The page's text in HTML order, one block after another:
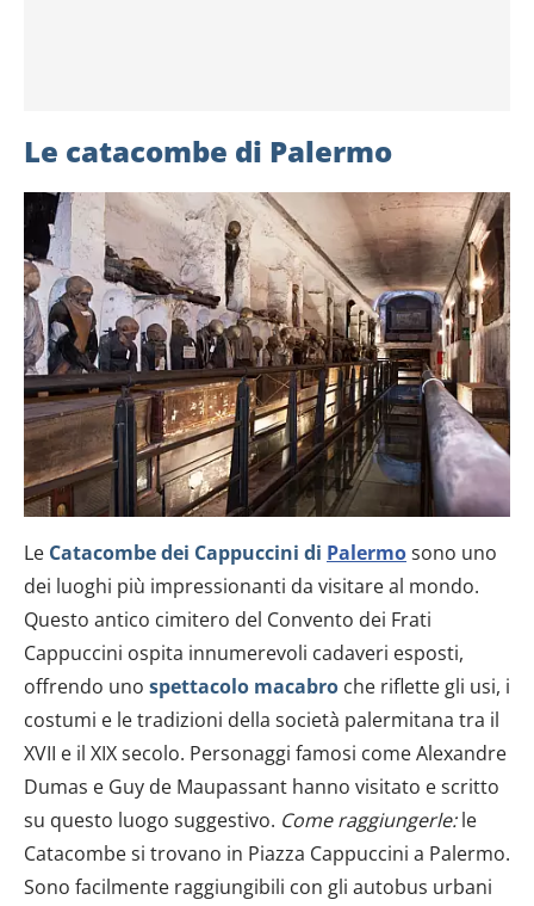
Le catacombe di Palermo
Le Catacombe dei Cappuccini di Palermosono uno
dei luoghi più impressionanti da visitare al mondo.
Questo antico cimitero del Convento dei Frati
Cappuccini ospita innumerevoli cadaveri esposti,
offrendo uno spettacolo macabro che riflette gli usi, i
costumi e le tradizioni della società palermitana tra il
XVII e il XIX secolo. Personaggi famosi come Alexandre
Dumas e Guy de Maupassant hanno visitato e scritto
su questo luogo suggestivo. Come raggiungerle:le
Catacombe si trovano in Piazza Cappuccini a Palermo.
Sono facilmente raggiungibili con gli autobus urbani